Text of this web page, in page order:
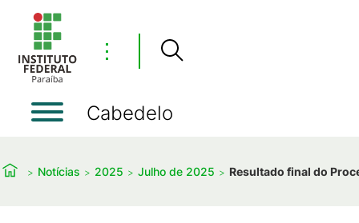
⋮
Cabedelo
Notícias 2025 Julho de 2025 Resultado final do